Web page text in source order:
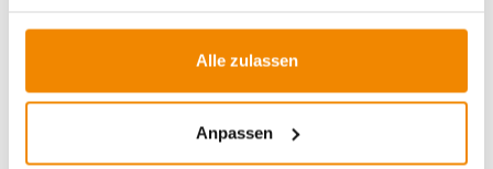
Alle zulassen
Anpassen
DE
-21%